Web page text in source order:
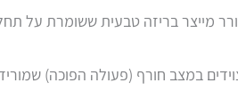
מייצר בריזה טבעית ששומרת על
במצב חורף (פעולה הפוכה)